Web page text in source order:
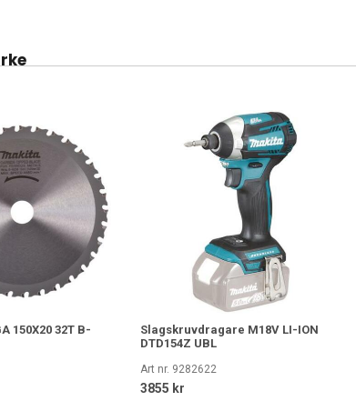
150X20 32T B-
Slagskruvdragare M18V LI-ION
DTD154Z UBL
Art nr. 9282622
3855 kr